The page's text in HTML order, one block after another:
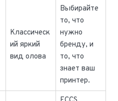
Классическ
ий яркий
вид олова
Выбирайте
то, что
нужно
бренду, и
то, что
знает ваш
принтер.